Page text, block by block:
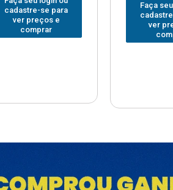
cadastre-se para
ver preços e
comprar
ver